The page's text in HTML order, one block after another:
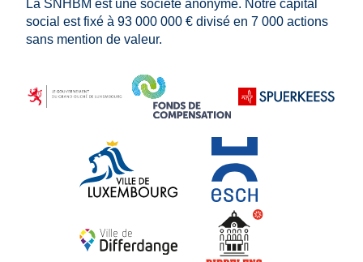
La SNHBM est une société anonyme. Notre capital
social est fixé à 93 000 000 € divisé en 7 000 actions
sans mention de valeur.